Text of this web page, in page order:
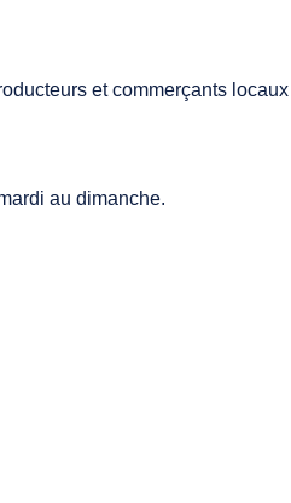
et commerçants locaux
au dimanche.